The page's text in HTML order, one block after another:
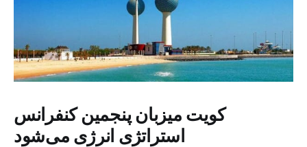
کویت میزبان پنجمین کنفرانس
استراتژی انرژی می‌شود